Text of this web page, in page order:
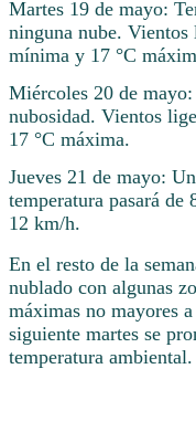
Martes 19 de mayo:
ninguna nube.
mínima y 17 °C
Miércoles 20 de
nubosidad. Vientos
17 °C máxima.
Jueves 21 de mayo:
temperatura pasará de
12 km/h.
En el resto de la
nublado con algunas
máximas no mayores
siguiente martes se
temperatura ambiental.